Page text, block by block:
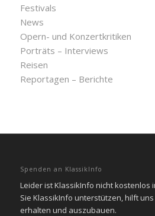
Festivals
News
Opern- und Konzertkritiken
Porträts – Interviews
Reisen
Reportagen – Berichte
Spenden an KlassikInfo
Leider ist KlassikInfo nicht kostenlos
Sie KlassikInfo unterstützen, hilft
erhalten und auszubauen.